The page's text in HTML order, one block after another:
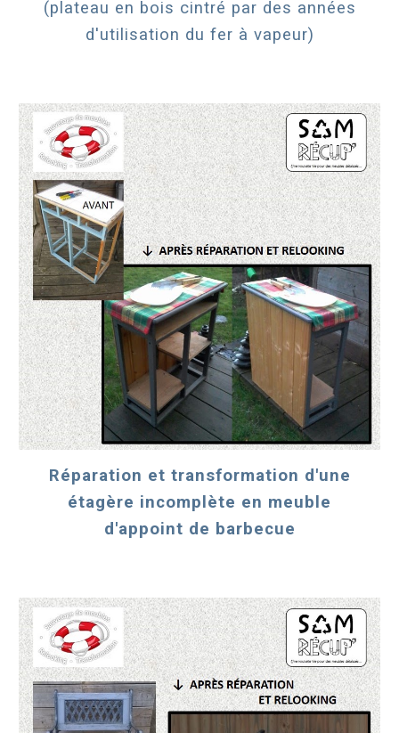
(plateau en bois cintré par des années
d'utilisation du fer à vapeur)
Réparation et transformation d'une
étagère incomplète en meuble
d'appoint de barbecue